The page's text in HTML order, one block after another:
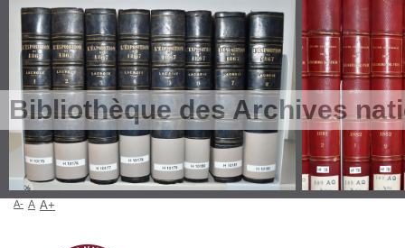
Bibliothèque des Archives
A- A A+